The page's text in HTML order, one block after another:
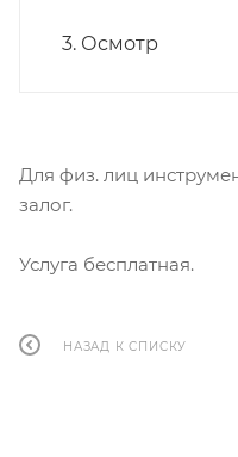
3. Осмотр
Для физ. лиц
залог.
Услуга бесплатная.
НАЗАД К СПИСКУ